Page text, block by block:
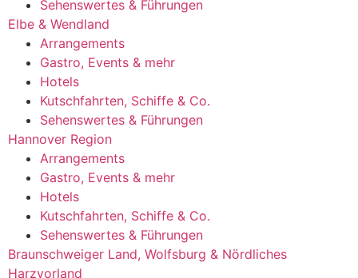
Sehenswertes & Führungen
Elbe & Wendland
Arrangements
Gastro, Events & mehr
Hotels
Kutschfahrten, Schiffe & Co.
Sehenswertes & Führungen
Hannover Region
Arrangements
Gastro, Events & mehr
Hotels
Kutschfahrten, Schiffe & Co.
Sehenswertes & Führungen
Braunschweiger Land, Wolfsburg & Nördliches
Harzvorland